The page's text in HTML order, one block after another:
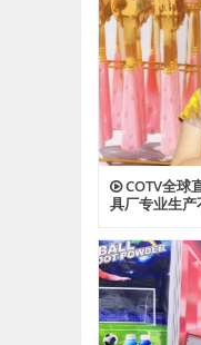
COTV全球
具厂专业生
伴手礼等餐
良、款式多
订单，欢迎大